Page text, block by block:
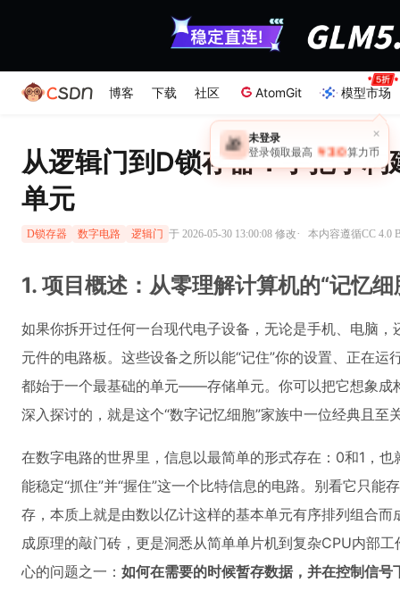
博客 下载 社区 AtomGit 模型市场
×
🎁 未登录
登录领取最高 ￥30 算力币
从逻辑门到D锁存器：手把手
单元
D锁存器 数字电路 逻辑门 于 2026-05-30 13:00:08 修改· 本内容遵循CC 4.0
1. 项目概述：从零理解计算机的“记忆细
如果你拆开过任何一台现代电子设备，无论是手机、电脑
元件的电路板。这些设备之所以能“记住”你的设置、正在
都始于一个最基础的单元——存储单元。你可以把它想象成
深入探讨的，就是这个“数字记忆细胞”家族中一位经典且至
在数字电路的世界里，信息以最简单的形式存在：0和1，
能稳定“抓住”并“握住”这一个比特信息的电路。别看它只能
存，本质上就是由数以亿计这样的基本单元有序排列组合
成原理的敲门砖，更是洞悉从简单单片机到复杂CPU内部
心的问题之一： 如何在需要的时候暂存数据，并在控制信号